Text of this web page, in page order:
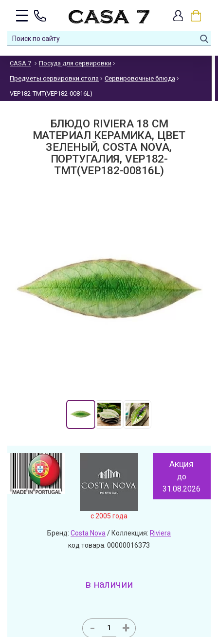
CASA 7 Посуда для сервировки
Предметы сервировки стола Сервировочные блюда
VEP182-TMT(VEP182-00816L)
БЛЮДО RIVIERA 18 СМ
МАТЕРИАЛ КЕРАМИКА, ЦВЕТ
ЗЕЛЕНЫЙ, COSTA NOVA,
ПОРТУГАЛИЯ, VEP182-
TMT(VEP182-00816L)
c 2005 года
Акция
до
31.08.2026
Бренд: Costa Nova/ Коллекция: Riviera
код товара: 00000016373
в наличии
- +